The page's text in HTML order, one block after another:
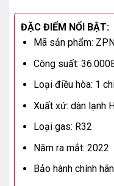
ĐẶC ĐIỂM NỔI BẬT:
Mã sản phẩm:
Công suất:
Loại điều hòa: 1
Xuất xứ: dàn lạnh
Loại gas: R32
Năm ra mắt: 2022
Bảo hành chính